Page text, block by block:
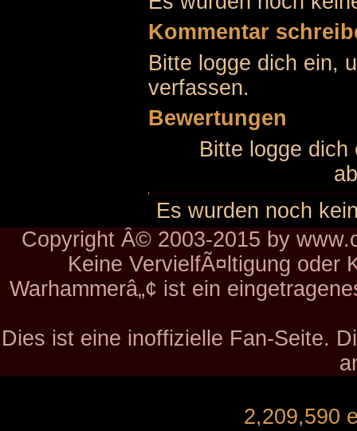
Kommentar
Bitte logge dich ein,
verfassen.
Bewertungen
Bitte logge dich
Es wurden noch
Copyright Â© 2003-2015 by
Keine VervielfÃ¤ltigung oder
Warhammerâ„¢ ist ein
Dies ist eine inoffizielle Fan-Seite.
2,209,590